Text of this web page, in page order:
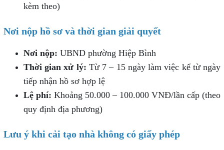
kèm theo)
Nơi nộp hồ sơ và thời gian giải quyết
Nơi nộp: UBND phường Hiệp Bình
Thời gian xử lý: Từ 7 – 15 ngày làm việc kể từ ngày
tiếp nhận hồ sơ hợp lệ
Lệ phí: Khoảng 50.000 – 100.000 VNĐ/lần cấp (theo
quy định địa phương)
Lưu ý khi cải tạo nhà không có giấy phép